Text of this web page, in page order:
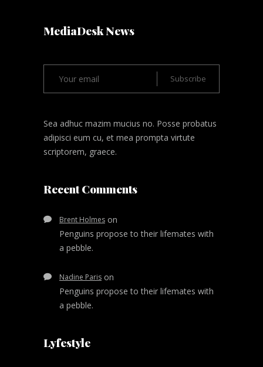
MediaDesk News
Sea adhuc mazim mucius no. Posse probatus
adipisci eum cu, et mea prompta virtute
scriptorem, graece.
Recent Comments
Brent Holmes on
Penguins propose to their lifemates with
a pebble.
Nadine Paris on
Penguins propose to their lifemates with
a pebble.
Lyfestyle